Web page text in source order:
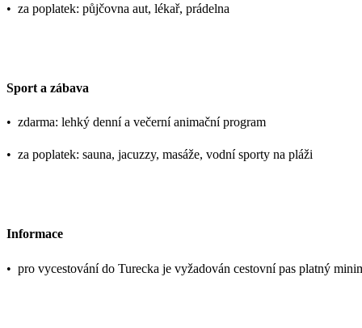
• za poplatek: půjčovna aut, lékař, prádelna
Sport a zábava
• zdarma: lehký denní a večerní animační program
• za poplatek: sauna, jacuzzy, masáže, vodní sporty na pláži
Informace
• pro vycestování do Turecka je vyžadován cestovní pas platný